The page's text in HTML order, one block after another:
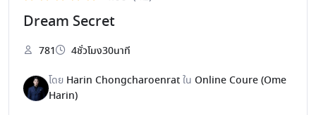
Dream Secret
781 4ชั่วโมง30นาที
โดย Harin Chongcharoenrat ใน Online Coure (Ome
Harin)